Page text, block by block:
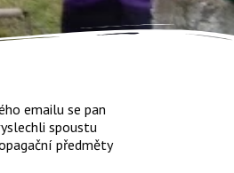
emailu se pan
spoustu
předměty